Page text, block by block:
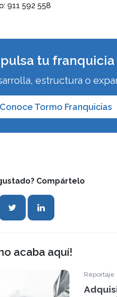
911 592 558
tu
estructura o
Conoce Tormo Franquicias
Compártelo
acaba aquí!
Reportaje